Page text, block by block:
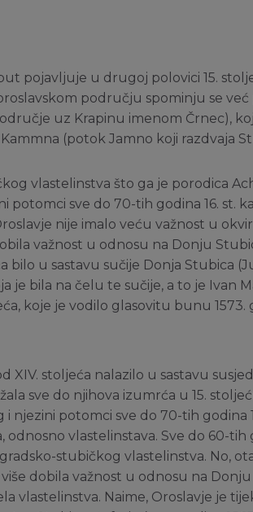
pojavljuje u drugoj polovici 15.
području spominju se
uz Krapinu imenom Črnec),
(potok Jamno koji razdvaja
vlastelinstva što ga je porodica
sve do 70-tih godina 16. st.
nije imalo veću važnost u
važnost u odnosu na Donju
bilo u sastavu sučije Donja Stubica
je bila na čelu te sučije, a to je Ivan
koje je vodilo glasovitu bunu 1573.
XIV. stoljeća nalazilo u sastavu
sve do njihova izumrća u 15.
njezini potomci sve do 70-tih godina
odnosno vlastelinstava. Sve do 60-
stubičkog vlastelinstva. No,
više dobila važnost u odnosu na
vlastelinstva. Naime, Oroslavje je